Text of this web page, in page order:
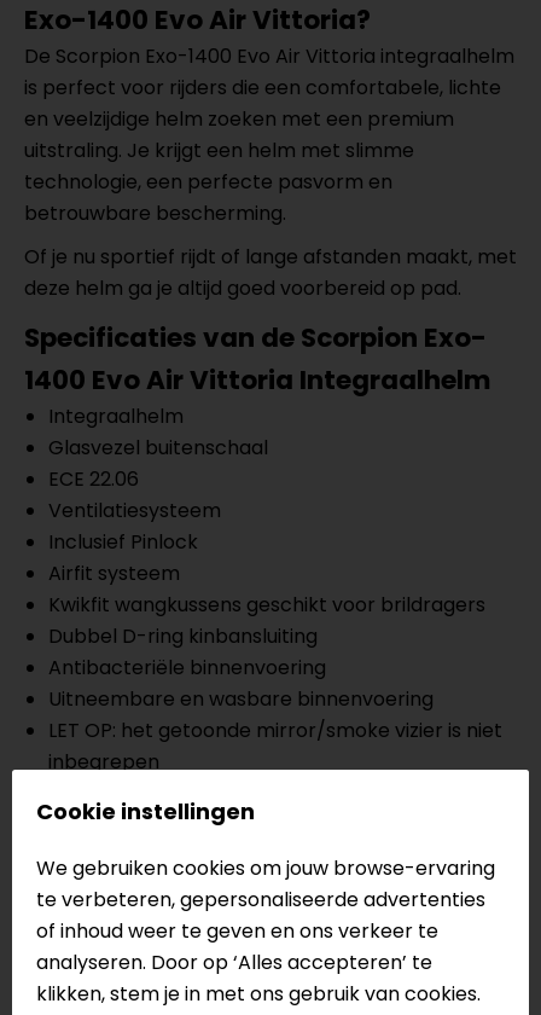
Exo-1400 Evo Air Vittoria?
De Scorpion Exo-1400 Evo Air Vittoria integraalhelm
is perfect voor rijders die een comfortabele, lichte
en veelzijdige helm zoeken met een premium
uitstraling. Je krijgt een helm met slimme
technologie, een perfecte pasvorm en
betrouwbare bescherming.
Of je nu sportief rijdt of lange afstanden maakt, met
deze helm ga je altijd goed voorbereid op pad.
Specificaties van de Scorpion Exo-
1400 Evo Air Vittoria Integraalhelm
Integraalhelm
Glasvezel buitenschaal
ECE 22.06
Ventilatiesysteem
Inclusief Pinlock
Airfit systeem
Kwikfit wangkussens geschikt voor brildragers
Dubbel D-ring kinbansluiting
Antibacteriële binnenvoering
Uitneembare en wasbare binnenvoering
LET OP: het getoonde mirror/smoke vizier is niet
inbegrepen
Meer informatie nodig?
Neem dancontactmet ons op of kom langs in één
vanonze winkelsin Breda, Capelle aan den IJssel,
Eindhoven, Vianen of Apeldoorn. In de winkels kun je
het product bekijken & passen en staan onze
verkoopmedewerkers voor je klaar met advies.
Cookie instellingen
We gebruiken cookies om jouw browse-ervaring
te verbeteren, gepersonaliseerde advertenties
of inhoud weer te geven en ons verkeer te
analyseren. Door op ‘Alles accepteren’ te
klikken, stem je in met ons gebruik van cookies.